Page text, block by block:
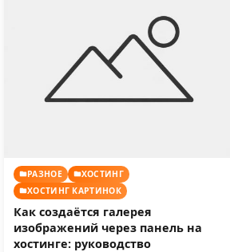
РАЗНОЕ
ХОСТИНГ
ХОСТИНГ КАРТИНОК
Как создаётся галерея
изображений через панель на
хостинге: руководство